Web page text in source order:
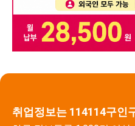
취업정보는 114114구인